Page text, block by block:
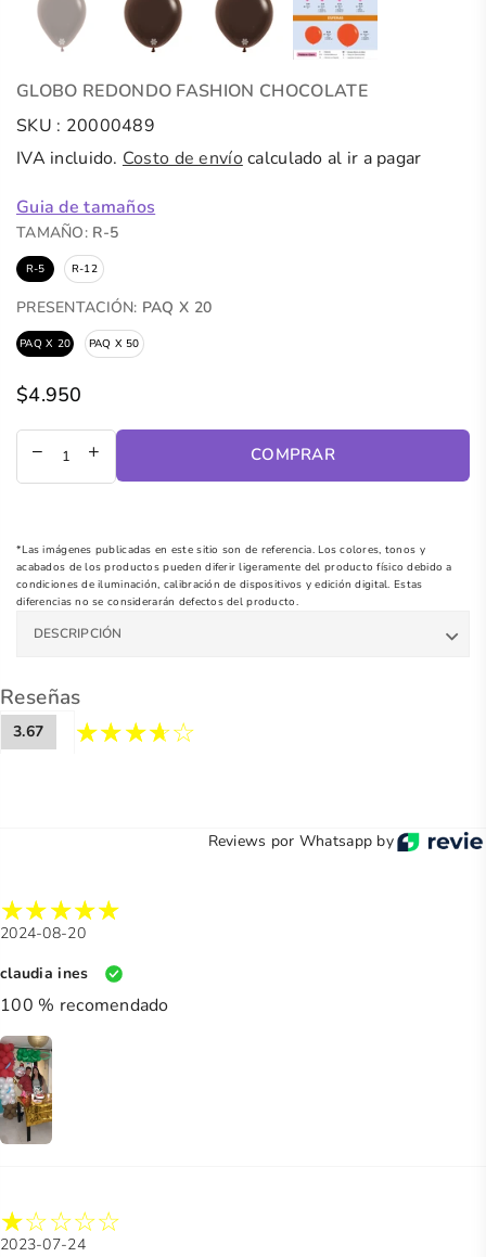
GLOBO REDONDO FASHION CHOCOLATE
SKU : 20000489
IVA incluido. Costo de envíocalculado al ir a pagar
Guia de tamaños
TAMAÑO: R-5
R-5 R-12
PRESENTACIÓN: PAQ X 20
PAQ X 20 PAQ X 50
Precio
regular
$4.950
COMPRAR
*Las imágenes publicadas en este sitio son de referencia. Los colores, tonos y
acabados de los productos pueden diferir ligeramente del producto físico debido a
condiciones de iluminación, calibración de dispositivos y edición digital. Estas
diferencias no se considerarán defectos del producto.
DESCRIPCIÓN
Reseñas
3.67
Reviews por Whatsapp by
2024-08-20
claudia ines
100 % recomendado
2023-07-24